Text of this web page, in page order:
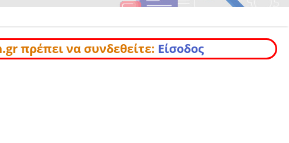
Να με θυμάσαι
πρέπει να συνδεθείτε: Είσοδος